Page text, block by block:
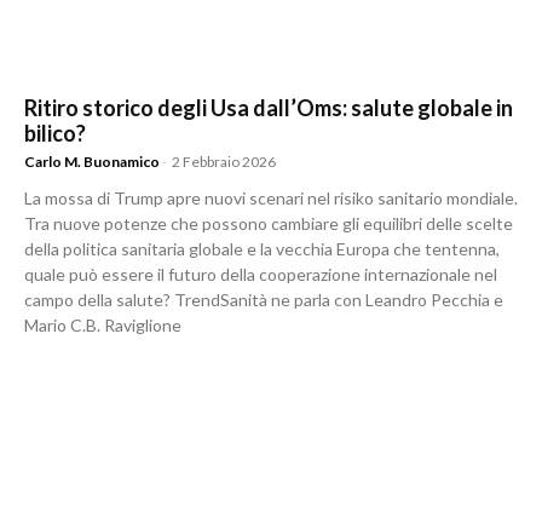
Ritiro storico degli Usa dall’Oms: salute globale in
bilico?
Carlo M. Buonamico - 2 Febbraio 2026
La mossa di Trump apre nuovi scenari nel risiko sanitario mondiale.
Tra nuove potenze che possono cambiare gli equilibri delle scelte
della politica sanitaria globale e la vecchia Europa che tentenna,
quale può essere il futuro della cooperazione internazionale nel
campo della salute? TrendSanità ne parla con Leandro Pecchia e
Mario C.B. Raviglione